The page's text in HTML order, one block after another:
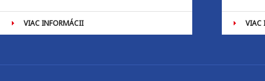
VIAC INFORMÁCII VIAC